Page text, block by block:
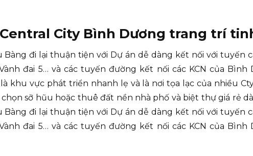
City Bình Dương trang trí
đi lại thuận tiện với Dự án dễ dàng kết nối với tuyến
đai 5… và các tuyến đường kết nối các KCN của Bình
khu vực phát triển nhanh lẹ và là nơi tọa lạc của nhiều
sỡ hũu hoặc thuê đất nền nhà phố và biệt thự giá rẻ
đi lại thuận tiện với Dự án dễ dàng kết nối với tuyến
đai 5… và các tuyến đường kết nối các KCN của Bình